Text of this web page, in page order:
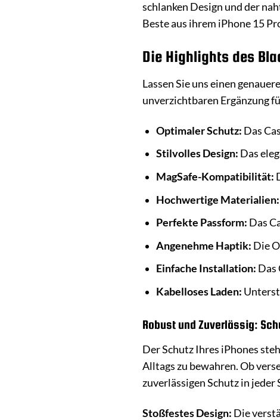
schlanken Design und der
Beste aus ihrem iPhone 15
Die Highlights des
Lassen Sie uns einen
unverzichtbaren Ergänzung
Optimaler Schutz: Das
Stilvolles Design: Das
MagSafe-Kompatibilität:
Hochwertige Materialien:
Perfekte Passform: Das
Angenehme Haptik: Die
Einfache Installation: Das
Kabelloses Laden:
Robust und Zuverlässig:
Der Schutz Ihres iPhones
Alltags zu bewahren. Ob
zuverlässigen Schutz in jeder
Stoßfestes Design: Die